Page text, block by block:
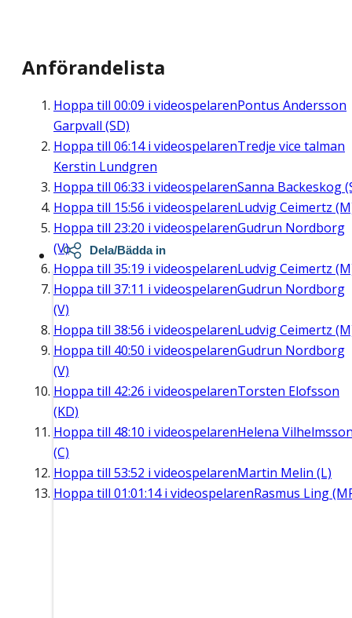
Anförandelista
Hoppa till 00:09 i videospelarenPontus Andersson
Garpvall (SD)
Hoppa till 06:14i videospelarenTredje vice talman
Kerstin Lundgren
Hoppa till 06:33 i videospelarenSanna Backeskog
Hoppa till 15:56 i videospelarenLudvig Ceimertz
Hoppa till 23:20 i videospelarenGudrun Nordborg
(V)
Hoppa till 35:19 i videospelarenLudvig Ceimertz
Hoppa till 37:11 i videospelarenGudrun Nordborg
(V)
Hoppa till 38:56 i videospelarenLudvig Ceimertz
Hoppa till 40:50 i videospelarenGudrun Nordborg
(V)
Hoppa till 42:26 i videospelarenTorsten Elofsson
(KD)
Hoppa till 48:10 i videospelarenHelena
(C)
Hoppa till 53:52 i videospelarenMartin Melin (L)
Hoppa till 01:01:14i videospelarenRasmus Ling
Dela/Bädda in